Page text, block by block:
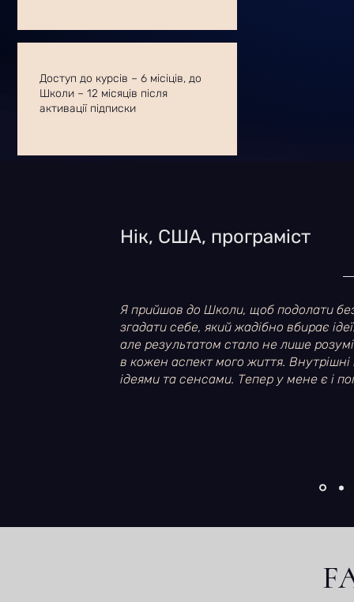
Доступ до курсів – 6 місіців, до
Школи – 12 місяців після
активації підписки
Нік, США, програміст
Я прийшов до Школи, щоб подолати
згадати себе, який жадібно вбирає
але результатом стало не лише
в кожен аспект мого життя.
ідеями та сенсами. Тепер у мене є і